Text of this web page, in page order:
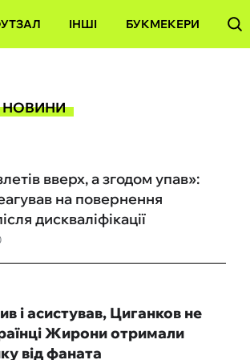
ІНШІ БУКМЕКЕРИ
НОВИНИ
вверх, а згодом упав»:
на повернення
дискваліфікації
і асистував, Циганков не
Жирони отримали
від фаната